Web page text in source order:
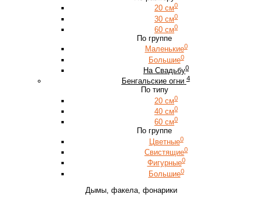
20 см0
30 см0
60 см0
По группе
Маленькие0
Большие0
На Свадьбу0
Бенгальские огни 4
По типу
20 см0
40 см0
60 см0
По группе
Цветные0
Свистящие0
Фигурные0
Большие0
Дымы, факела, фонарики